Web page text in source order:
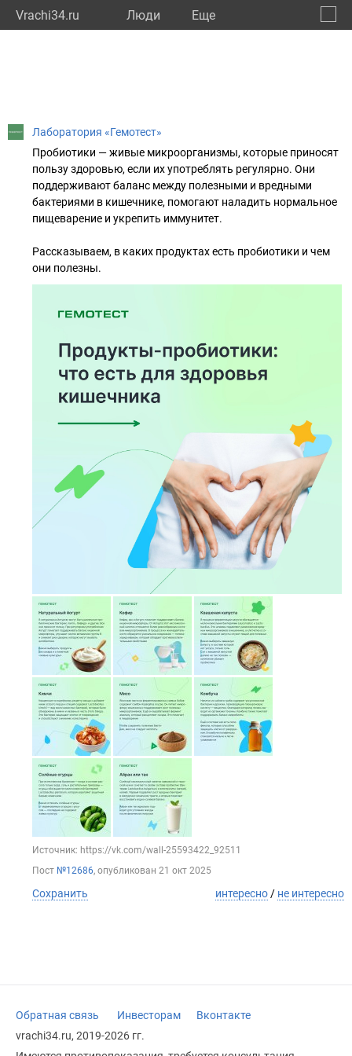
Vrachi34.ru Люди Eще
Лаборатория «Гемотест»
Пробиотики — живые микроорганизмы, которые приносят
пользу здоровью, если их употреблять регулярно. Они
поддерживают баланс между полезными и вредными
бактериями в кишечнике, помогают наладить нормальное
пищеварение и укрепить иммунитет.
Рассказываем, в каких продуктах есть пробиотики и чем
они полезны.
Источник: https://vk.com/wall-25593422_92511
Пост №12686, опубликован 21 окт 2025
Сохранить интересно / не интересно
Обратная связь Инвесторам
Вконтакте
vrachi34.ru, 2019-2026 гг.